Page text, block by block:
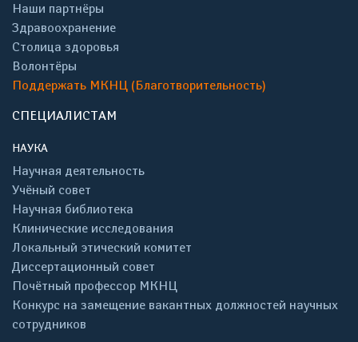
Наши партнёры
Здравоохранение
Столица здоровья
Волонтёры
Поддержать МКНЦ (Благотворительность)
СПЕЦИАЛИСТАМ
НАУКА
Научная деятельность
Учёный совет
Научная библиотека
Клинические исследования
Локальный этический комитет
Диссертационный совет
Почётный профессор МКНЦ
Конкурс на замещение вакантных должностей научных
сотрудников